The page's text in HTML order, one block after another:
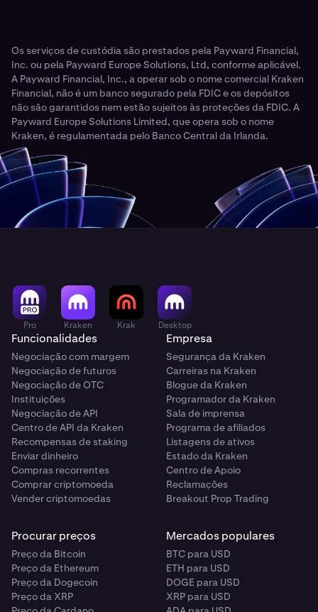
Os serviços de custódia são prestados pela Payward Financial,
Inc. ou pela Payward Europe Solutions, Ltd, conforme aplicável.
A Payward Financial, Inc., a operar sob o nome comercial Kraken
Financial, não é um banco segurado pela FDIC e os depósitos
não são garantidos nem estão sujeitos às proteções da FDIC. A
Payward Europe Solutions Limited, que opera sob o nome
Kraken, é regulamentada pelo Banco Central da Irlanda.
Pro Kraken Krak Desktop
Funcionalidades
Negociação com margem
Negociação de futuros
Negociação de OTC
Instituições
Negociação de API
Centro de API da Kraken
Recompensas de staking
Enviar dinheiro
Compras recorrentes
Comprar criptomoeda
Vender criptomoedas
Empresa
Segurança da Kraken
Carreiras na Kraken
Blogue da Kraken
Programador da Kraken
Sala de imprensa
Programa de afiliados
Listagens de ativos
Estado da Kraken
Centro de Apoio
Reclamações
Breakout Prop Trading
Procurar preços
Preço da Bitcoin
Preço da Ethereum
Preço da Dogecoin
Preço da XRP
Mercados populares
BTC para USD
ETH para USD
DOGE para USD
XRP para USD